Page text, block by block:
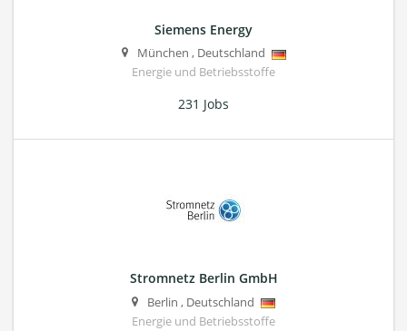
Siemens Energy
München , Deutschland
Energie und Betriebsstoffe
231 Jobs
Stromnetz Berlin GmbH
Berlin , Deutschland
Energie und Betriebsstoffe